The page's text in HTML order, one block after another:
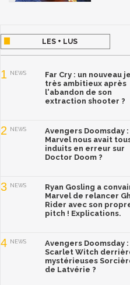
LES + LUS
1 NEWS
Far Cry : un nouveau
très ambitieux après
l'abandon de son
extraction shooter ?
2 NEWS
Avengers Doomsday :
Marvel nous avait
induits en erreur sur
Doctor Doom ?
3 NEWS
Ryan Gosling a
Marvel de relancer
Rider avec son
pitch ! Explications.
4 NEWS
Avengers Doomsday :
Scarlet Witch
mystérieuses
de Latvérie ?